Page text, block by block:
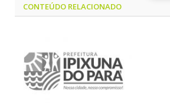
CONTEÚDO RELACIONADO